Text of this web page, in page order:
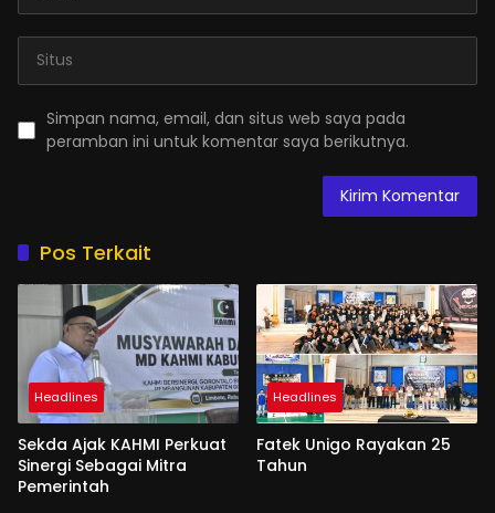
Simpan nama, email, dan situs web saya pada
peramban ini untuk komentar saya berikutnya.
Pos Terkait
Headlines
Sekda Ajak KAHMI Perkuat
Sinergi Sebagai Mitra
Pemerintah
Headlines
Fatek Unigo Rayakan 25
Tahun